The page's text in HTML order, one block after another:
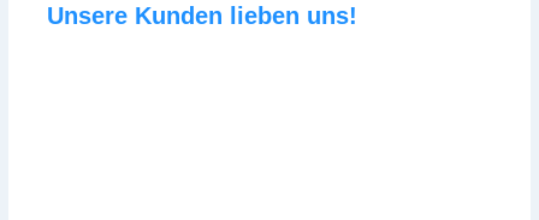
Unsere Kunden lieben uns!